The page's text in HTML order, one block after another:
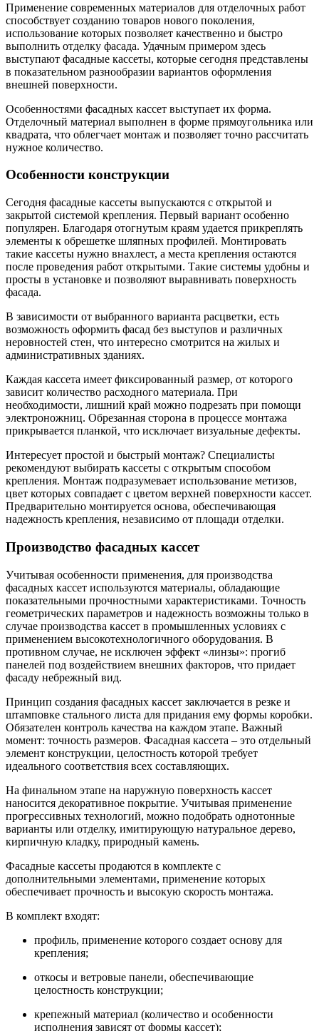
Применение современных материалов для отделочных работ
способствует созданию товаров нового поколения,
использование которых позволяет качественно и быстро
выполнить отделку фасада. Удачным примером здесь
выступают фасадные кассеты, которые сегодня представлены
в показательном разнообразии вариантов оформления
внешней поверхности.
Особенностями фасадных кассет выступает их форма.
Отделочный материал выполнен в форме прямоугольника или
квадрата, что облегчает монтаж и позволяет точно рассчитать
нужное количество.
Особенности конструкции
Сегодня фасадные кассеты выпускаются с открытой и
закрытой системой крепления. Первый вариант особенно
популярен. Благодаря отогнутым краям удается прикреплять
элементы к обрешетке шляпных профилей. Монтировать
такие кассеты нужно внахлест, а места крепления остаются
после проведения работ открытыми. Такие системы удобны и
просты в установке и позволяют выравнивать поверхность
фасада.
В зависимости от выбранного варианта расцветки, есть
возможность оформить фасад без выступов и различных
неровностей стен, что интересно смотрится на жилых и
административных зданиях.
Каждая кассета имеет фиксированный размер, от которого
зависит количество расходного материала. При
необходимости, лишний край можно подрезать при помощи
электроножниц. Обрезанная сторона в процессе монтажа
прикрывается планкой, что исключает визуальные дефекты.
Интересует простой и быстрый монтаж? Специалисты
рекомендуют выбирать кассеты с открытым способом
крепления. Монтаж подразумевает использование метизов,
цвет которых совпадает с цветом верхней поверхности кассет.
Предварительно монтируется основа, обеспечивающая
надежность крепления, независимо от площади отделки.
Производство фасадных кассет
Учитывая особенности применения, для производства
фасадных кассет используются материалы, обладающие
показательными прочностными характеристиками. Точность
геометрических параметров и надежность возможны только в
случае производства кассет в промышленных условиях с
применением высокотехнологичного оборудования. В
противном случае, не исключен эффект «линзы»: прогиб
панелей под воздействием внешних факторов, что придает
фасаду небрежный вид.
Принцип создания фасадных кассет заключается в резке и
штамповке стального листа для придания ему формы коробки.
Обязателен контроль качества на каждом этапе. Важный
момент: точность размеров. Фасадная кассета – это отдельный
элемент конструкции, целостность которой требует
идеального соответствия всех составляющих.
На финальном этапе на наружную поверхность кассет
наносится декоративное покрытие. Учитывая применение
прогрессивных технологий, можно подобрать однотонные
варианты или отделку, имитирующую натуральное дерево,
кирпичную кладку, природный камень.
Фасадные кассеты продаются в комплекте с
дополнительными элементами, применение которых
обеспечивает прочность и высокую скорость монтажа.
В комплект входят:
профиль, применение которого создает основу для
крепления;
откосы и ветровые панели, обеспечивающие
целостность конструкции;
крепежный материал (количество и особенности
исполнения зависят от формы кассет);